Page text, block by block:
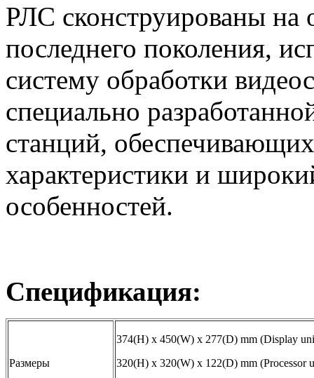
РЛС сконструированы на
последнего поколения,
систему обработки
специально
станций,
характеристики и
особенностей.
Спецификация:
Размеры
374(H) x 450(W) x 277(D) mm (Display
320(H) x 320(W) x 122(D) mm (Processor